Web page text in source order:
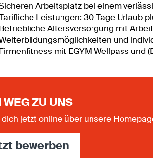
Arbeitsplatz bei einem
Leistungen: 30 Tage Urlaub
Betriebliche Altersversorgung mit
und
Firmenfitness mit EGYM Wellpass und
WEG ZU UNS
dich jetzt online über unsere
bewerben